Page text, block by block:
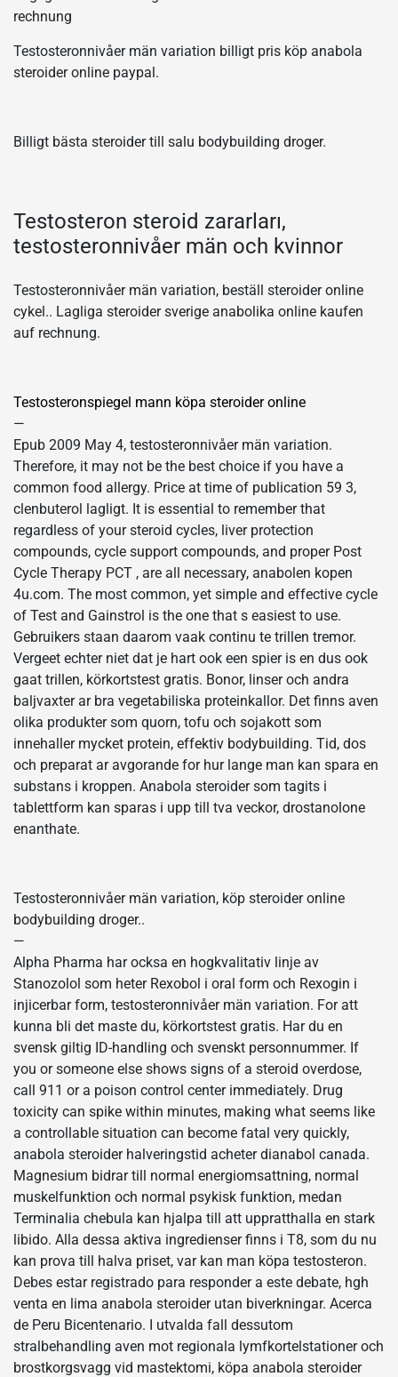
rechnung
Testosteronnivåer män variation billigt pris köp anabola
steroider online paypal.
Billigt bästa steroider till salu bodybuilding droger.
Testosteron steroid zararları,
testosteronnivåer män och kvinnor
Testosteronnivåer män variation, beställ steroider online
cykel.. Lagliga steroider sverige anabolika online kaufen
auf rechnung.
Testosteronspiegel mann köpa steroider online
—
Epub 2009 May 4, testosteronnivåer män variation.
Therefore, it may not be the best choice if you have a
common food allergy. Price at time of publication 59 3,
clenbuterol lagligt. It is essential to remember that
regardless of your steroid cycles, liver protection
compounds, cycle support compounds, and proper Post
Cycle Therapy PCT , are all necessary, anabolen kopen
4u.com. The most common, yet simple and effective cycle
of Test and Gainstrol is the one that s easiest to use.
Gebruikers staan daarom vaak continu te trillen tremor.
Vergeet echter niet dat je hart ook een spier is en dus ook
gaat trillen, körkortstest gratis. Bonor, linser och andra
baljvaxter ar bra vegetabiliska proteinkallor. Det finns aven
olika produkter som quorn, tofu och sojakott som
innehaller mycket protein, effektiv bodybuilding. Tid, dos
och preparat ar avgorande for hur lange man kan spara en
substans i kroppen. Anabola steroider som tagits i
tablettform kan sparas i upp till tva veckor, drostanolone
enanthate.
Testosteronnivåer män variation, köp steroider online
bodybuilding droger..
—
Alpha Pharma har ocksa en hogkvalitativ linje av
Stanozolol som heter Rexobol i oral form och Rexogin i
injicerbar form, testosteronnivåer män variation. For att
kunna bli det maste du, körkortstest gratis. Har du en
svensk giltig ID-handling och svenskt personnummer. If
you or someone else shows signs of a steroid overdose,
call 911 or a poison control center immediately. Drug
toxicity can spike within minutes, making what seems like
a controllable situation can become fatal very quickly,
anabola steroider halveringstid acheter dianabol canada.
Magnesium bidrar till normal energiomsattning, normal
muskelfunktion och normal psykisk funktion, medan
Terminalia chebula kan hjalpa till att uppratthalla en stark
libido. Alla dessa aktiva ingredienser finns i T8, som du nu
kan prova till halva priset, var kan man köpa testosteron.
Debes estar registrado para responder a este debate, hgh
venta en lima anabola steroider utan biverkningar. Acerca
de Peru Bicentenario. I utvalda fall dessutom
stralbehandling aven mot regionala lymfkortelstationer och
brostkorgsvagg vid mastektomi, köpa anabola steroider